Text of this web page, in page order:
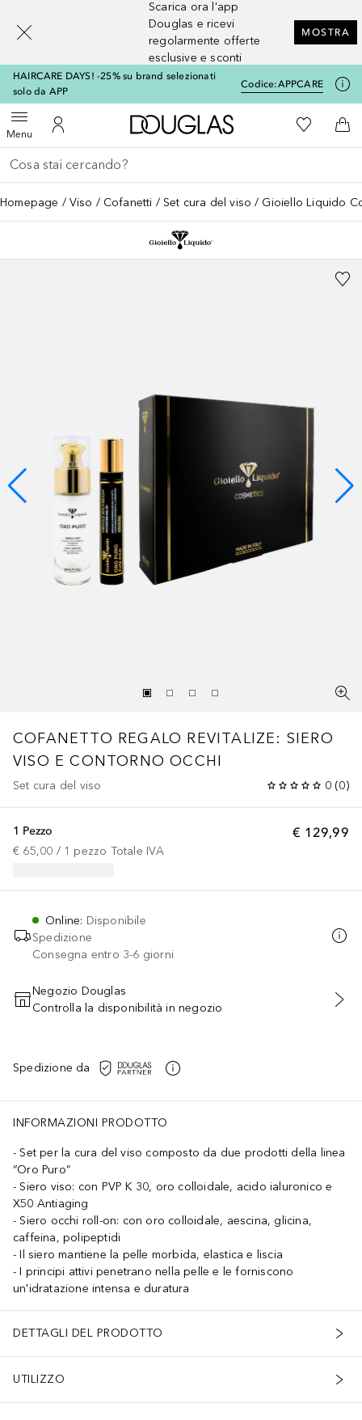
Scarica ora l'app
Douglas e ricevi
regolarmente offerte
esclusive e sconti
MOSTRA
HAIRCARE DAYS! -25% su brand selezionati
solo da APP
Codice:APPCARE
MenuApri menuAl Mio Account
A Douglas HomeAlla Mia
Al
Torna indietro
Esegui ricerca
Homepage Viso Cofanetti Set cura del viso Gioiello Liquido
COFANETTO REGALO REVITALIZE: SIERO
VISO E CONTORNO OCCHI
Set cura del viso 0 (0)
€ 129,99
1 Pezzo
€ 65,00 / 1 pezzo Totale IVA
Online: Disponibile
Spedizione
Consegna entro 3-6 giorni
AGGIUNGI AL CARRELLO
Negozio Douglas
Controlla la disponibilità in negozio
Spedizione da
INFORMAZIONI PRODOTTO
Set per la cura del viso composto da due prodotti della linea
“Oro Puro”
Siero viso: con PVP K 30, oro colloidale, acido ialuronico e
X50 Antiaging
Siero occhi roll-on: con oro colloidale, aescina, glicina,
caffeina, polipeptidi
Il siero mantiene la pelle morbida, elastica e liscia
I principi attivi penetrano nella pelle e le forniscono
un'idratazione intensa e duratura
DETTAGLI DEL PRODOTTO
UTILIZZO
[navigation.slideout.screenreader]